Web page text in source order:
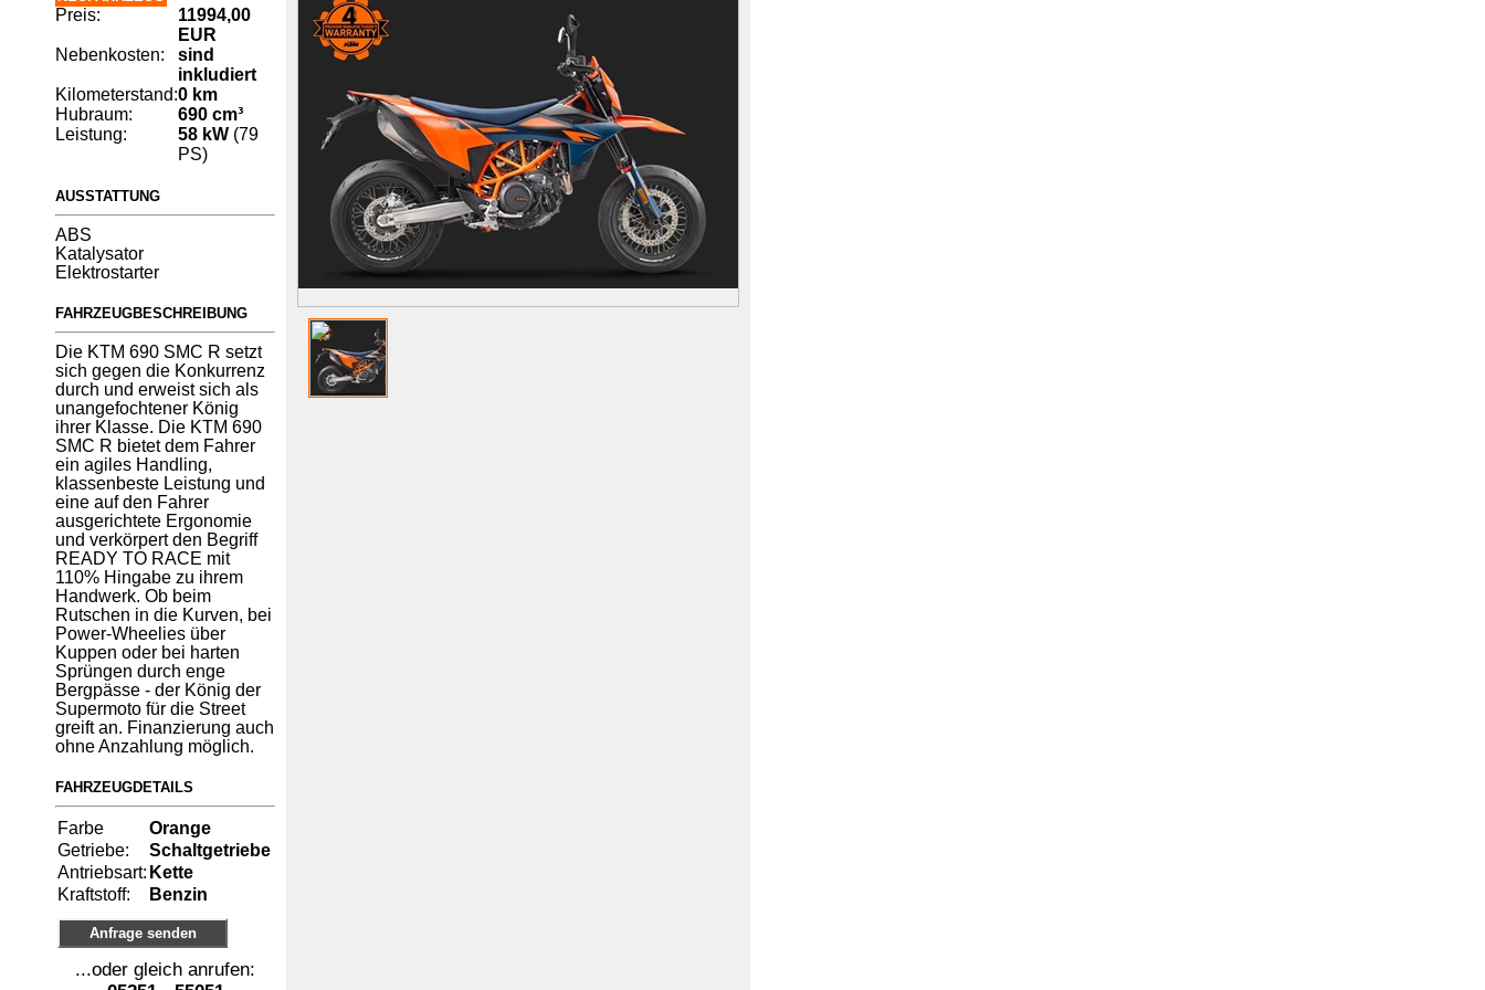
Preis:
11994,00
EUR
Nebenkosten:
sind
inkludiert
Kilometerstand:0 km
Hubraum:
690 cm³
Leistung:
58 kW (79
PS)
AUSSTATTUNG
ABS
Katalysator
Elektrostarter
FAHRZEUGBESCHREIBUNG
Die KTM 690 SMC R setzt
sich gegen die Konkurrenz
durch und erweist sich als
unangefochtener König
ihrer Klasse. Die KTM 690
SMC R bietet dem Fahrer
ein agiles Handling,
klassenbeste Leistung und
eine auf den Fahrer
ausgerichtete Ergonomie
und verkörpert den Begriff
READY TO RACE mit
110% Hingabe zu ihrem
Handwerk. Ob beim
Rutschen in die Kurven, bei
Power-Wheelies über
Kuppen oder bei harten
Sprüngen durch enge
Bergpässe - der König der
Supermoto für die Street
greift an. Finanzierung auch
ohne Anzahlung möglich.
FAHRZEUGDETAILS
Farbe
Orange
Getriebe:
Schaltgetriebe
Antriebsart: Kette
Kraftstoff:
Benzin
Anfrage senden
...oder gleich anrufen: